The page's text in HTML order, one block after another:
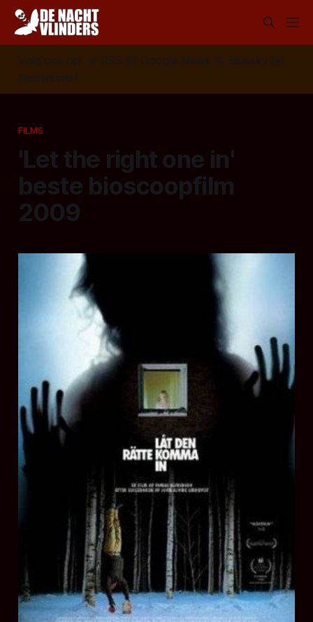
Volg ons op: 📣 RSS 📰 Google News 🦋 Bluesky
✉️
Nieuwsbrief
FILMS
'Let the right one in'
beste bioscoopfilm
2009